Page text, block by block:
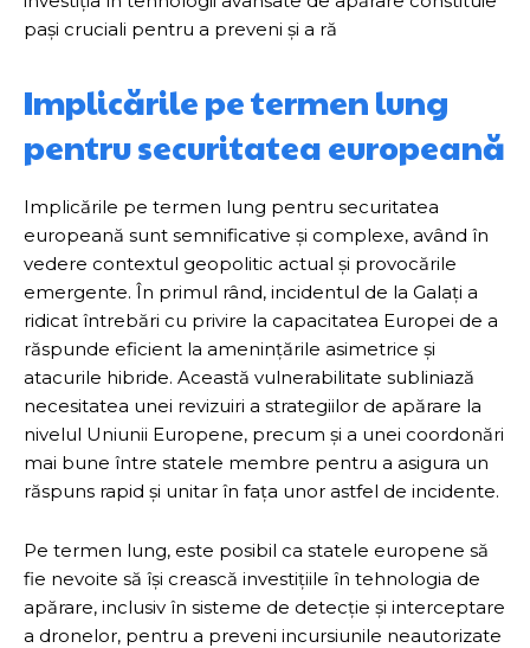
pași cruciali pentru a preveni și a ră
Implicările pe termen lung
pentru securitatea europeană
Implicările pe termen lung pentru securitatea
europeană sunt semnificative și complexe, având în
vedere contextul geopolitic actual și provocările
emergente. În primul rând, incidentul de la Galați a
ridicat întrebări cu privire la capacitatea Europei de a
răspunde eficient la amenințările asimetrice și
atacurile hibride. Această vulnerabilitate subliniază
necesitatea unei revizuiri a strategiilor de apărare la
nivelul Uniunii Europene, precum și a unei coordonări
mai bune între statele membre pentru a asigura un
răspuns rapid și unitar în fața unor astfel de incidente.
Pe termen lung, este posibil ca statele europene să
fie nevoite să își crească investițiile în tehnologia de
apărare, inclusiv în sisteme de detecție și interceptare
a dronelor, pentru a preveni incursiunile neautorizate